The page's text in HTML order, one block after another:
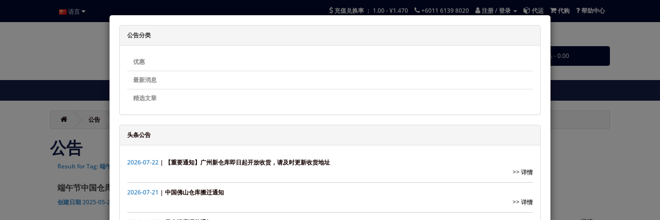
语言 充值兑换率 ： 1.00 - ¥1.470 +6011 6139 8020 注册 / 登录 代运 代购 帮助中心
0 个商品 - 0.00
会员中心 空运费用 海运费用 陆运费用 个性化包装服务 运单追踪 关于我们 帮助中心 一键代运/代购助手
公告
公告
Result for Tag: 端午节中国仓库假期通知
端午节中国仓库假期通知
创建日期2025-05-29
公告分类
优惠
最新消息
精选文章
头条公告
2026-07-22 | 【重要通知】广州新仓库即日起开放收货，请及时更新收货地址
>> 详情
2026-07-21 | 中国佛山仓库搬迁通知
>> 详情